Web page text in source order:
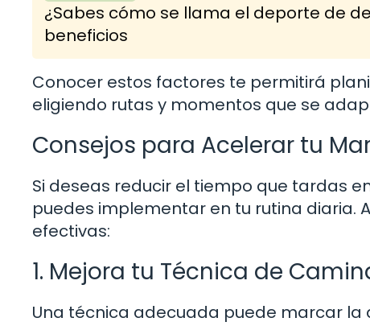
¿Sabes cómo se llama el deporte de
beneficios
Conocer estos factores te permitirá
eligiendo rutas y momentos que se
Consejos para Acelerar tu
Si deseas reducir el tiempo que tardas
puedes implementar en tu rutina diaria.
efectivas:
1. Mejora tu Técnica de
Una técnica adecuada puede marcar la